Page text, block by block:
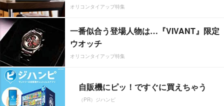
オリコンタイアップ特集
一番似合う登場人物は…『VIVANT』限定
ウオッチ
オリコンタイアップ特集
自販機にピッ！ですぐに買えちゃう
（PR）ジハンピ